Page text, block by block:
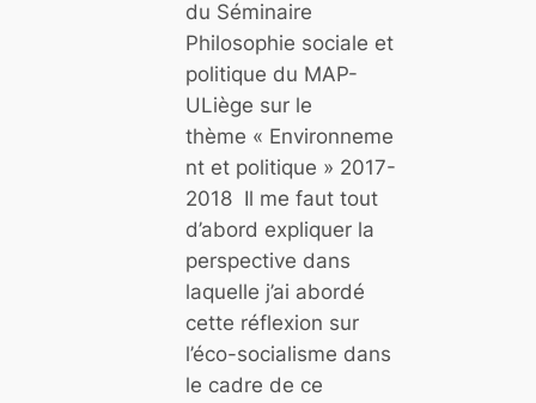
m
u
n
s
o
l
e
P
S
d
o
t
p
r
du Séminaire
Philosophie sociale et
politique du MAP-
ULiège sur le
thème « Environneme
nt et politique » 2017-
2018 Il me faut tout
d’abord expliquer la
perspective dans
laquelle j’ai abordé
cette réflexion sur
l’éco-socialisme dans
le cadre de ce